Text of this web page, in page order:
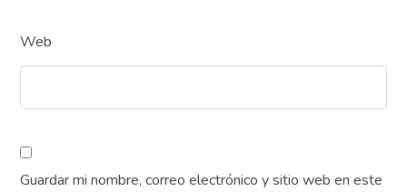
Web
Guardar mi nombre, correo electrónico y sitio web en este